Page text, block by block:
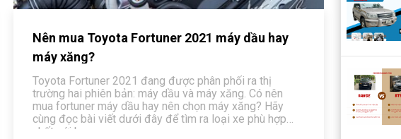
Nên mua Toyota Fortuner 2021 máy dầu hay
máy xăng?
Toyota Fortuner 2021 đang được phân phối ra thị
trường hai phiên bản: máy dầu và máy xăng. Có nên
mua fortuner máy dầu hay nên chọn máy xăng? Hãy
cùng đọc bài viết dưới đây để tìm ra loại xe phù hợp
nhất với bạn.